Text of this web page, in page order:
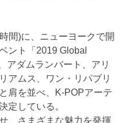
間)に、ニューヨークで開
ント「2019 Global
アダムランバート、アリ
アムス、ワン・リパブリ
肩を並べ、K-POPアーテ
定している。
、さまざまな魅力を発揮